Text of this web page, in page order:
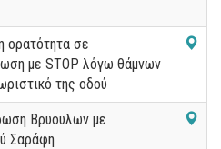
ορατότητα σε
με STOP λόγω θάμνων
της οδού
Βρυουλων με
Σαράφη